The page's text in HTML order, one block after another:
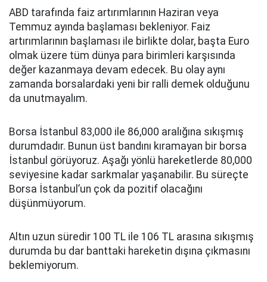
ABD tarafında faiz artırımlarının Haziran veya
Temmuz ayında başlaması bekleniyor. Faiz
artırımlarının başlaması ile birlikte dolar, başta Euro
olmak üzere tüm dünya para birimleri karşısında
değer kazanmaya devam edecek. Bu olay aynı
zamanda borsalardaki yeni bir ralli demek olduğunu
da unutmayalım.
Borsa İstanbul 83,000 ile 86,000 aralığına sıkışmış
durumdadır. Bunun üst bandını kıramayan bir borsa
İstanbul görüyoruz. Aşağı yönlü hareketlerde 80,000
seviyesine kadar sarkmalar yaşanabilir. Bu süreçte
Borsa İstanbul’un çok da pozitif olacağını
düşünmüyorum.
Altın uzun süredir 100 TL ile 106 TL arasına sıkışmış
durumda bu dar banttaki hareketin dışına çıkmasını
beklemiyorum.